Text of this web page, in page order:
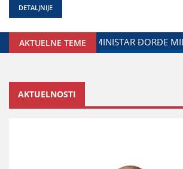
DETALJNIJE
AKTUELNE TEMEGRADA ЈAGODINE I
AKTUELNOSTI